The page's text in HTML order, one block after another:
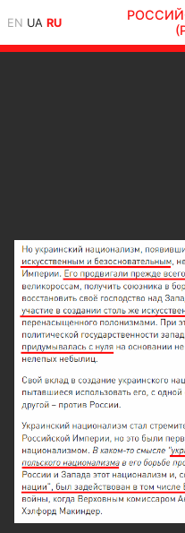
EN UA RU